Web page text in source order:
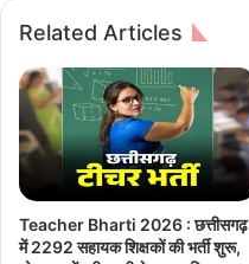
ख
ति
दी
दि
यों
की
फ
ल
री
स
ली
दी
वा
ली
मु
Related Articles
Teacher Bharti 2026 : छत्तीसगढ़
में 2292 सहायक शिक्षकों की भर्ती शुरू,